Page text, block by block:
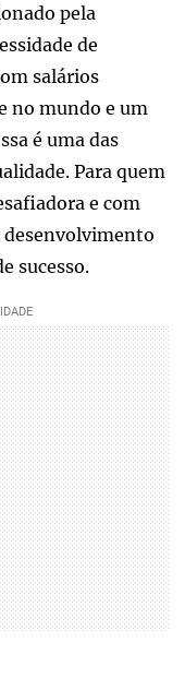
pela
de
salários
no mundo e um
é uma das
Para quem
e com
desenvolvimento
sucesso.